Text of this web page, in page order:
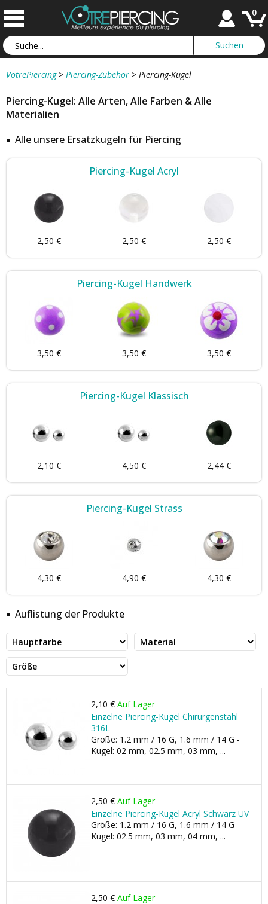
0
VotrePiercing > Piercing-Zubehör > Piercing-Kugel
Piercing-Kugel: Alle Arten, Alle Farben & Alle
Materialien
Alle unsere Ersatzkugeln für Piercing
Piercing-Kugel Acryl
2,50 € 2,50 € 2,50 €
Piercing-Kugel Handwerk
3,50 € 3,50 € 3,50 €
Piercing-Kugel Klassisch
2,10 € 4,50 € 2,44 €
Piercing-Kugel Strass
4,30 € 4,90 € 4,30 €
Auflistung der Produkte
2,10 € Auf Lager
Einzelne Piercing-Kugel Chirurgenstahl
316L
Größe: 1.2 mm / 16 G, 1.6 mm / 14 G -
Kugel: 02 mm, 02.5 mm, 03 mm, ...
2,50 € Auf Lager
Einzelne Piercing-Kugel Acryl Schwarz UV
Größe: 1.2 mm / 16 G, 1.6 mm / 14 G -
Kugel: 02.5 mm, 03 mm, 04 mm, ...
2,50 € Auf Lager